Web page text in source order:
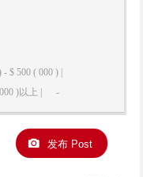
$ 500 ( 000 ) |
)以上 | -
发布 Post